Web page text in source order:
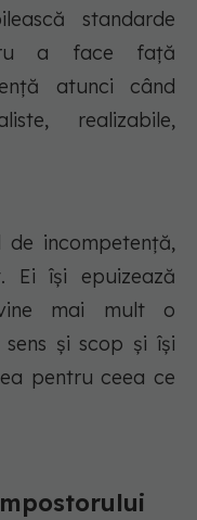
standarde
a face față
atunci când
realizabile,
de incompetență,
Ei își epuizează
mai mult o
și scop și își
pentru ceea ce